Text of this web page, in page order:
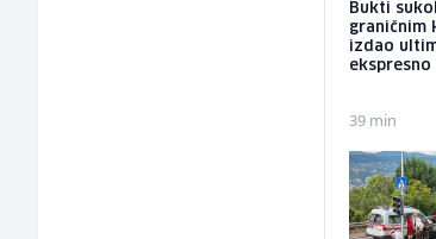
Bukti
graničnim
izdao
ekspresno
39 min